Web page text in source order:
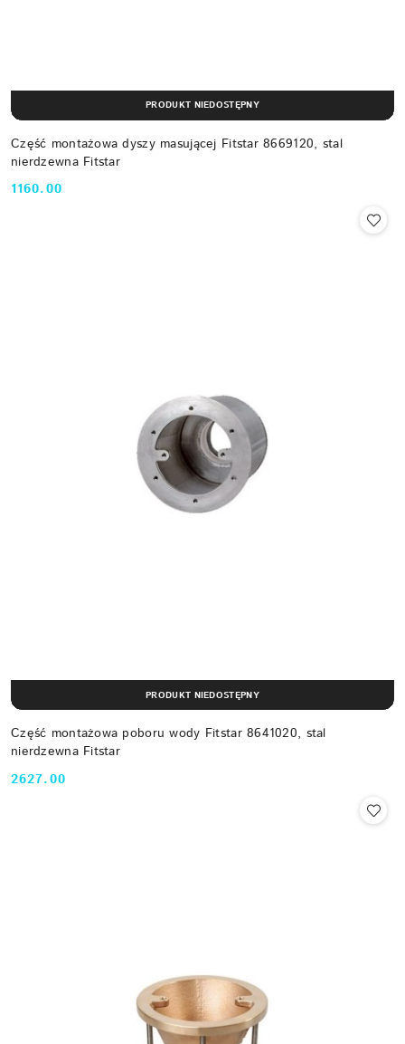
Część montażowa dyszy masującej Fitstar 8669120, stal
nierdzewna Fitstar
Cena:
1160.00
PRODUKT NIEDOSTĘPNY
Część montażowa poboru wody Fitstar 8641020, stal
nierdzewna Fitstar
Cena:
2627.00
PRODUKT NIEDOSTĘPNY